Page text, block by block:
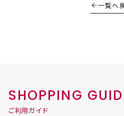
一覧へ
SHOPPING
ご利用ガイド